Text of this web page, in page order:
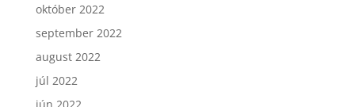
október 2022
september 2022
august 2022
júl 2022